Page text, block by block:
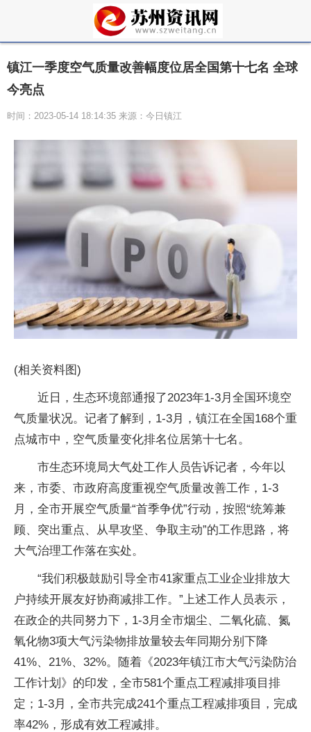
镇江一季度空气质量改善幅度位居全国第十七名 全球
今亮点
时间：2023-05-14 18:14:35 来源：今日镇江
(相关资料图)
近日，生态环境部通报了2023年1-3月全国环境空
气质量状况。记者了解到，1-3月，镇江在全国168个重
点城市中，空气质量变化排名位居第十七名。
市生态环境局大气处工作人员告诉记者，今年以
来，市委、市政府高度重视空气质量改善工作，1-3
月，全市开展空气质量“首季争优”行动，按照“统筹兼
顾、突出重点、从早攻坚、争取主动”的工作思路，将
大气治理工作落在实处。
“我们积极鼓励引导全市41家重点工业企业排放大
户持续开展友好协商减排工作。”上述工作人员表示，
在政企的共同努力下，1-3月全市烟尘、二氧化硫、氮
氧化物3项大气污染物排放量较去年同期分别下降
41%、21%、32%。随着《2023年镇江市大气污染防治
工作计划》的印发，全市581个重点工程减排项目排
定；1-3月，全市共完成241个重点工程减排项目，完成
率42%，形成有效工程减排。